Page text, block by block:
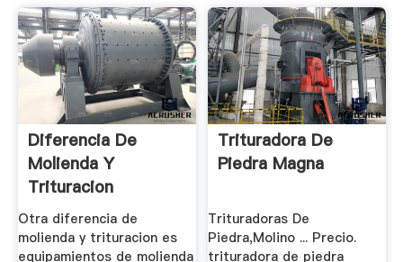
Diferencia De
Molienda Y
Trituracion
Otra diferencia de
molienda y trituracion es
equipamientos de molienda
Trituradora De
Piedra Magna
Trituradoras De
Piedra,Molino ... Precio.
trituradora de piedra